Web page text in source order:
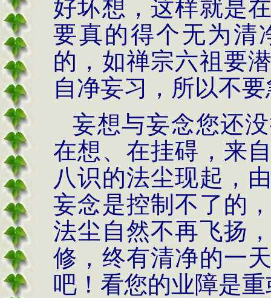
好坏想，这样就是
要真的得个无为清
的，如禅宗六祖要
自净妄习，所以不
妄想与妄念您还
在想、在挂碍，来
八识的法尘现起，
妄念是控制不了的
法尘自然不再飞扬
修，终有清净的一
吧！看您的业障是